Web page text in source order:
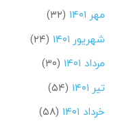
مهر ۱۴۰۱
(۳۲)
شهریور ۱۴۰۱
(۲۴)
مرداد ۱۴۰۱
(۳۰)
تیر ۱۴۰۱
(۵۴)
خرداد ۱۴۰۱
(۵۸)